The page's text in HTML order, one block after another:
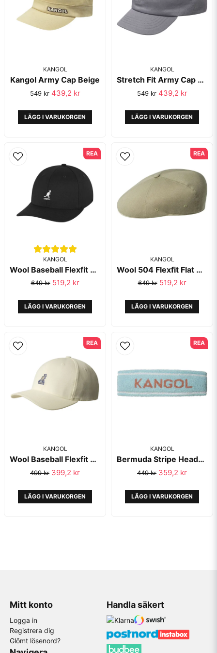
Skicka fråga
KANGOL
Kangol Army Cap Beige
549 kr 439,2 kr
LÄGG I VARUKORGEN
KANGOL
Stretch Fit Army Cap Charcoal - Kangol
549 kr 439,2 kr
LÄGG I VARUKORGEN
KANGOL
Wool Baseball Flexfit Black - Kangol
649 kr 519,2 kr
LÄGG I VARUKORGEN
REA
KANGOL
Wool 504 Flexfit Flat Cap/Gubbkeps Taupe - Kangol
649 kr 519,2 kr
LÄGG I VARUKORGEN
REA
KANGOL
Wool Baseball Flexfit White - Kangol
499 kr 399,2 kr
LÄGG I VARUKORGEN
REA
KANGOL
Bermuda Stripe Headband Blue/Tint - Kangol
449 kr 359,2 kr
LÄGG I VARUKORGEN
REA
Mitt konto
Logga in
Registrera dig
Glömt lösenord?
Handla säkert